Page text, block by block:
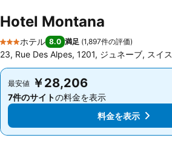
Hotel Montana
3 ホテルのランク
ホテル 8.0 満足 (1,897件の評価)
23, Rue Des Alpes, 1201, ジュネーブ, スイス
最安値 ￥28,206
7件のサイトの料金を表示
料金を表示
最安値 ￥28,206
7件のサイトの料金を表示
料金を表示